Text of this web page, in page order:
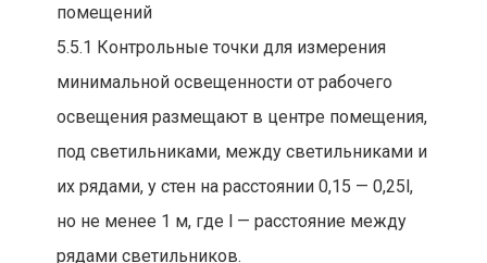
помещений
5.5.1 Контрольные точки для измерения
минимальной освещенности от рабочего
освещения размещают в центре помещения,
под светильниками, между светильниками и
их рядами, у стен на расстоянии 0,15 — 0,25l,
но не менее 1 м, где l — расстояние между
рядами светильников.